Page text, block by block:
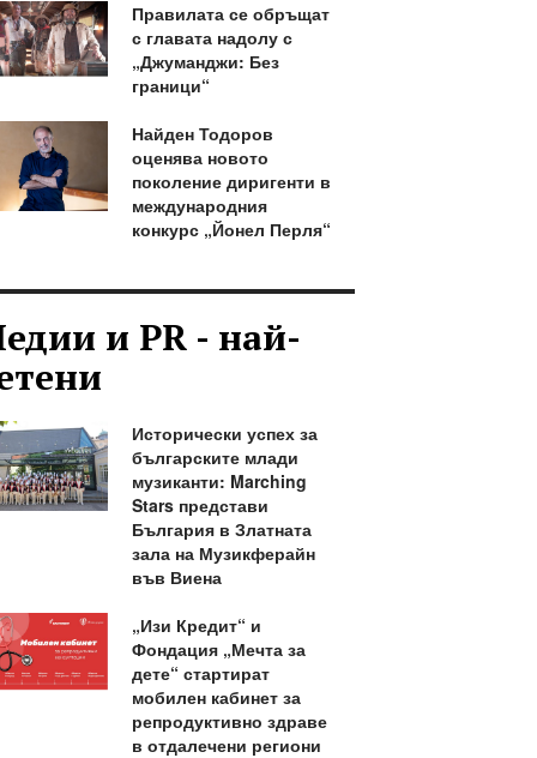
Правилата се обръщат
с главата надолу с
„Джуманджи: Без
граници“
Найден Тодоров
оценява новото
поколение диригенти в
международния
конкурс „Йонел Перля“
и PR - най-
Исторически успех за
българските млади
музиканти: Marching
Stars представи
България в Златната
зала на Музикферайн
във Виена
„Изи Кредит“ и
Фондация „Мечта за
дете“ стартират
мобилен кабинет за
репродуктивно здраве
в отдалечени региони